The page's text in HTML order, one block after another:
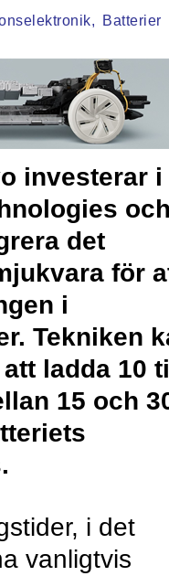
Batterier
investerar i
det
för
i
Tekniken
ladda 10
15 och
i det
vanligtvis